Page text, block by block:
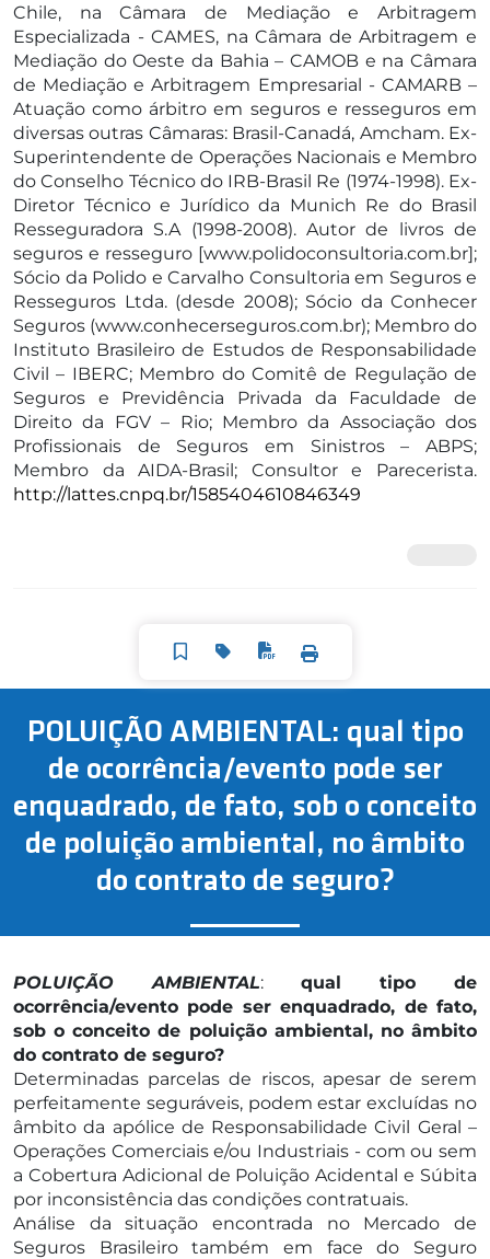
Chile, na Câmara de Mediação e Arbitragem
Especializada - CAMES, na Câmara de Arbitragem e
Mediação do Oeste da Bahia – CAMOB e na Câmara
de Mediação e Arbitragem Empresarial - CAMARB –
Atuação como árbitro em seguros e resseguros em
diversas outras Câmaras: Brasil-Canadá, Amcham. Ex-
Superintendente de Operações Nacionais e Membro
do Conselho Técnico do IRB-Brasil Re (1974-1998). Ex-
Diretor Técnico e Jurídico da Munich Re do Brasil
Resseguradora S.A (1998-2008). Autor de livros de
seguros e resseguro [www.polidoconsultoria.com.br];
Sócio da Polido e Carvalho Consultoria em Seguros e
Resseguros Ltda. (desde 2008); Sócio da Conhecer
Seguros (www.conhecerseguros.com.br); Membro do
Instituto Brasileiro de Estudos de Responsabilidade
Civil – IBERC; Membro do Comitê de Regulação de
Seguros e Previdência Privada da Faculdade de
Direito da FGV – Rio; Membro da Associação dos
Profissionais de Seguros em Sinistros – ABPS;
Membro da AIDA-Brasil; Consultor e Parecerista.
http://lattes.cnpq.br/1585404610846349
POLUIÇÃO AMBIENTAL: qual tipo
de ocorrência/evento pode ser
enquadrado, de fato, sob o conceito
de poluição ambiental, no âmbito
do contrato de seguro?
POLUIÇÃO AMBIENTAL: qual tipo de
ocorrência/evento pode ser enquadrado, de fato,
sob o conceito de poluição ambiental, no âmbito
do contrato de seguro?
Determinadas parcelas de riscos, apesar de serem
perfeitamente seguráveis, podem estar excluídas no
âmbito da apólice de Responsabilidade Civil Geral –
Operações Comerciais e/ou Industriais - com ou sem
a Cobertura Adicional de Poluição Acidental e Súbita
por inconsistência das condições contratuais.
Análise da situação encontrada no Mercado de
Seguros Brasileiro também em face do Seguro